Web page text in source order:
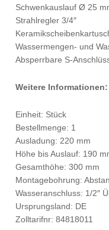
Schwenkauslauf Ø 25
Strahlregler 3/4″
Wassermengen- und
Absperrbare S-
Weitere Informationen:
Einheit: Stück
Bestellmenge: 1
Ausladung: 220 mm
Höhe bis Auslauf: 190
Gesamthöhe: 300 mm
Montagebohrung:
Wasseranschluss: 1/2″
Ursprungsland: DE
Zolltarifnr: 84818011